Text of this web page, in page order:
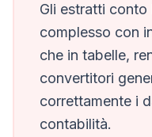
Gli estratti conto
complesso con
che in tabelle,
convertitori
correttamente i
contabilità.